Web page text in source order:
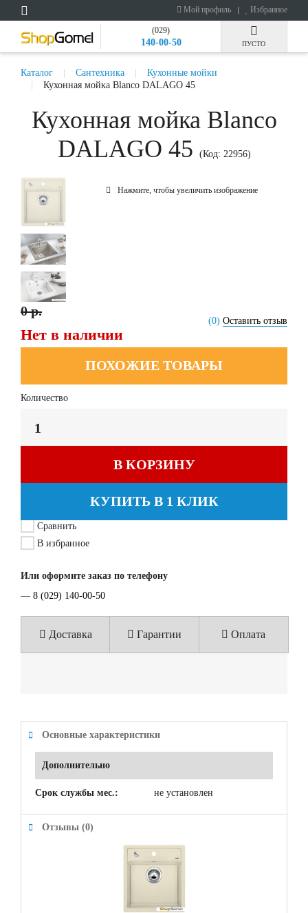
Мой профиль Избранное
(029)
140-00-50 ПУСТО
Каталог Сантехника
Кухонные мойки
Кухонная мойка Blanco DALAGO 45
Кухонная мойка Blanco
DALAGO 45
(Код: 22956)
Нажмите, чтобы увеличить изображение
(0) Оставить отзыв
0 р.
Нет в наличии
ПОХОЖИЕ ТОВАРЫ
Количество
В КОРЗИНУ
КУПИТЬ В 1 КЛИК
Сравнить
В избранное
Или оформите заказ по телефону
— 8 (029) 140-00-50
Доставка Гарантии Оплата
Основные характеристики
Дополнительно
Срок службы мес.: не установлен
Отзывы (0)